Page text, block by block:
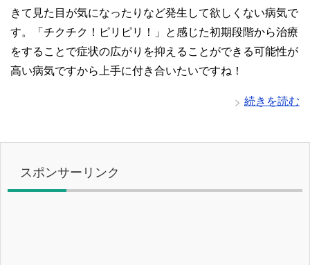
きて見た目が気になったりなど発生して欲しくない病気で
す。「チクチク！ピリピリ！」と感じた初期段階から治療
をすることで症状の広がりを抑えることができる可能性が
高い病気ですから上手に付き合いたいですね！
続きを読む
スポンサーリンク